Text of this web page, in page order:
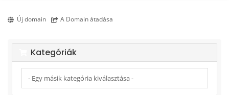
Új domain A Domain átadása
Kategóriák